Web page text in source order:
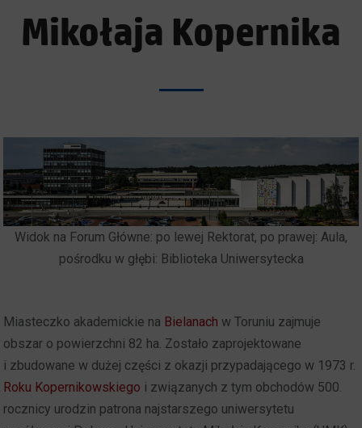
Mikołaja Kopernika
Widok na Forum Główne: po lewej Rektorat, po prawej: Aula,
pośrodku w głębi: Biblioteka Uniwersytecka
Miasteczko akademickie na Bielanach w Toruniu zajmuje
obszar o powierzchni 82 ha. Zostało zaprojektowane
i zbudowane w dużej części z okazji przypadającego w 1973 r.
Roku Kopernikowskiego i związanych z tym obchodów 500.
rocznicy urodzin patrona najstarszego uniwersytetu